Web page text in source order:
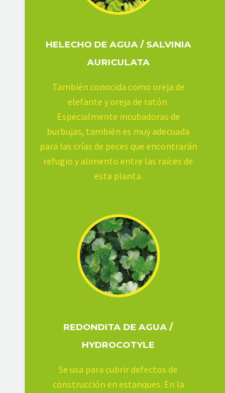
HELECHO DE AGUA / SALVINIA
AURICULATA
También conocida como oreja de
elefante y oreja de ratón.
Especialmente incubadoras de
burbujas, también es muy adecuada
para las crías de peces que encontrarán
refugio y alimento entre las raíces de
esta planta.
REDONDITA DE AGUA /
HYDROCOTYLE
Se usa para cubrir defectos de
construcción en estanques. En la